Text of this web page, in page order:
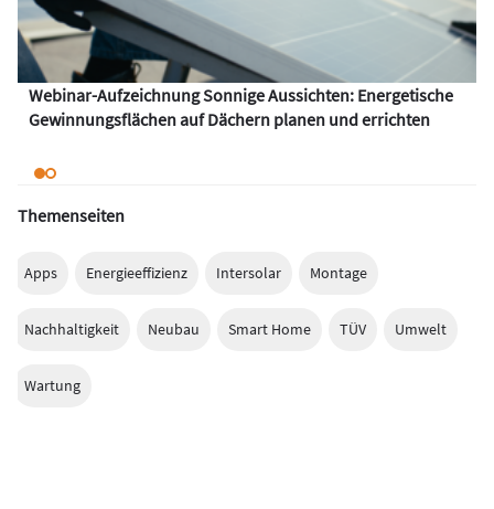
Webinar-Aufzeichnung Sonnige Aussichten: Energetische
Gewinnungsflächen auf Dächern planen und errichten
Themenseiten
Apps Energieeffizienz Intersolar Montage
Nachhaltigkeit Neubau Smart Home TÜV Umwelt
Wartung